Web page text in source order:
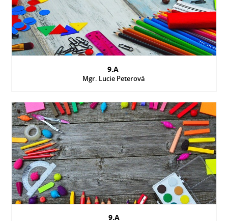
9.A
Mgr. Lucie Peterová
9.A